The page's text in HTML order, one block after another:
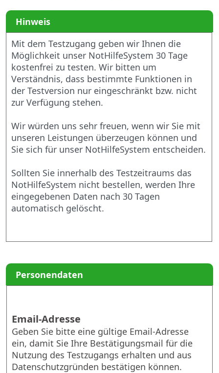
Hinweis
Mit dem Testzugang geben wir Ihnen die
Möglichkeit unser NotHilfeSystem 30 Tage
kostenfrei zu testen. Wir bitten um
Verständnis, dass bestimmte Funktionen in
der Testversion nur eingeschränkt bzw. nicht
zur Verfügung stehen.
Wir würden uns sehr freuen, wenn wir Sie mit
unseren Leistungen überzeugen können und
Sie sich für unser NotHilfeSystem entscheiden.
Sollten Sie innerhalb des Testzeitraums das
NotHilfeSystem nicht bestellen, werden Ihre
eingegebenen Daten nach 30 Tagen
automatisch gelöscht.
Personendaten
Email-Adresse
Geben Sie bitte eine gültige Email-Adresse
ein, damit Sie Ihre Bestätigungsmail für die
Nutzung des Testzugangs erhalten und aus
Datenschutzgründen bestätigen können.